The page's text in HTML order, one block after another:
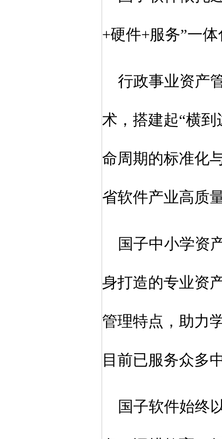
+硬件+服务”一
行政事业资产
术， 搭建起“横
命周期的标准化
省软件产业高质
国子中小学资
身打造的专业资
管理特点，助力
目前已服务众多
国子软件始终